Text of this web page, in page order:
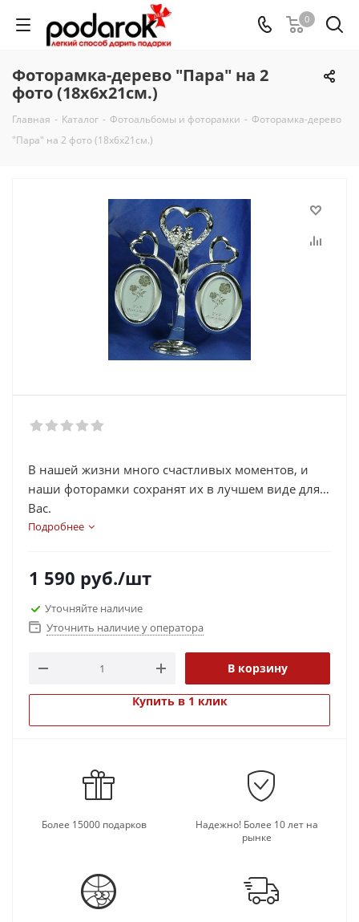
0
Фоторамка-дерево "Пара" на 2
фото (18x6x21см.)
Главная - Каталог - Фотоальбомы и фоторамки - Фоторамка-дерево
"Пара" на 2 фото (18x6x21см.)
В нашей жизни много счастливых моментов, и
наши фоторамки сохранят их в лучшем виде для
Вас.
Подробнее
1 590 руб./шт
Уточняйте наличие
Уточнить наличие у оператора
В корзину
Купить в 1 клик
Более 15000 подарков
Надежно! Более 10 лет на
рынке